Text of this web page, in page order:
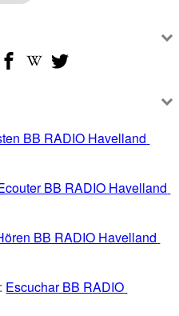
BB RADIO Havelland
BB RADIO Havelland
BB RADIO Havelland
Escuchar BB RADIO